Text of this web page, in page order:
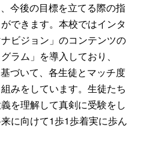
今後の目標を立てる際の指
できます。本校ではインタ
ビジョン」のコンテンツの
ラム」を導入しており、
づいて、各生徒とマッチ度
みをしています。生徒たち
を理解して真剣に受験をし
に向けて1歩1歩着実に歩ん